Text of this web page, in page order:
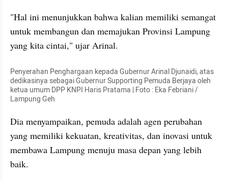
"Hal ini menunjukkan bahwa kalian memiliki semangat
untuk membangun dan memajukan Provinsi Lampung
yang kita cintai," ujar Arinal.
Penyerahan Penghargaan kepada Gubernur Arinal Djunaidi, atas
dedikasinya sebagai Gubernur Supporting Pemuda Berjaya oleh
ketua umum DPP KNPI Haris Pratama | Foto : Eka Febriani /
Lampung Geh
Dia menyampaikan, pemuda adalah agen perubahan
yang memiliki kekuatan, kreativitas, dan inovasi untuk
membawa Lampung menuju masa depan yang lebih
baik.